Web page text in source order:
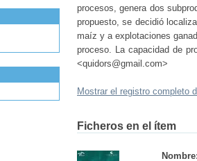
procesos, genera dos
propuesto, se decidió
maíz y a explotaciones
proceso. La capacidad de
<quidors@gmail.com>
Mostrar el registro completo
Ficheros en el ítem